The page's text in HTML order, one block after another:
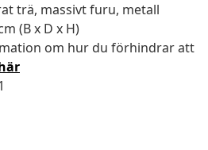
trä, massivt furu, metall
(B x D x H)
om hur du förhindrar att